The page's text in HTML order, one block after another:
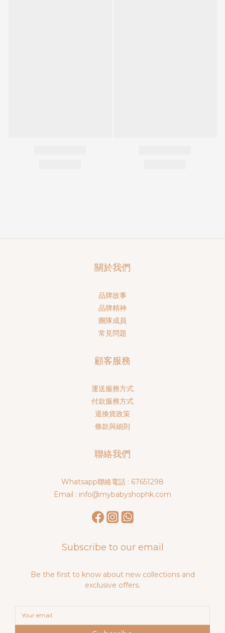
關於我們
品牌故事
品牌精神
團隊成員
常見問題
顧客服務
運送服務方式
付款服務方式
退換貨政策
條款與細則
聯絡我們
Whatsapp聯絡電話 : 67651298
Email : info@mybabyshophk.com
Subscribe to our email
Be the first to know about new collections and
exclusive offers.